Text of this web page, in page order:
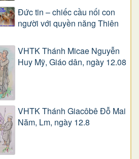
Đức tin – chiếc cầu nối con
người với quyền năng Thiên
VHTK Thánh Micae Nguyễn
Huy Mỹ, Giáo dân, ngày 12.08
VHTK Thánh Giacôbê Ðỗ Mai
Năm, Lm, ngày 12.8